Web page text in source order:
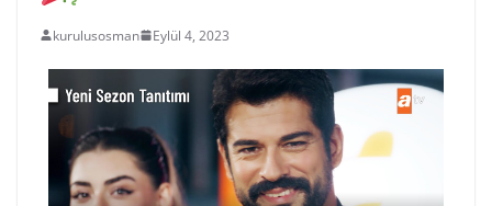
kurulusosman Eylül 4, 2023